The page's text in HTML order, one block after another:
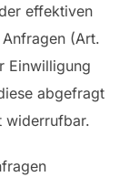
effektiven
(Art.
Einwilligung
abgefragt
widerrufbar.